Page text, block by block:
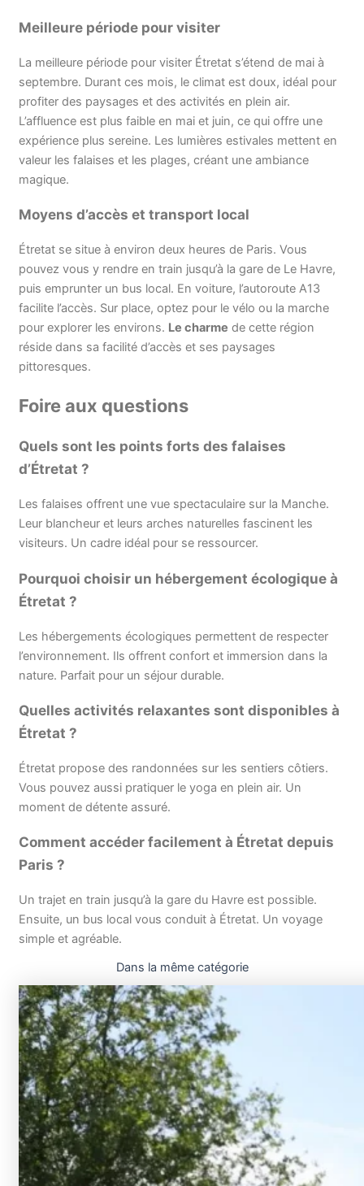
Meilleure période pour visiter
La meilleure période pour visiter Étretat s’étend de mai à
septembre. Durant ces mois, le climat est doux, idéal pour
profiter des paysages et des activités en plein air.
L’affluence est plus faible en mai et juin, ce qui offre une
expérience plus sereine. Les lumières estivales mettent en
valeur les falaises et les plages, créant une ambiance
magique.
Moyens d’accès et transport local
Étretat se situe à environ deux heures de Paris. Vous
pouvez vous y rendre en train jusqu’à la gare de Le Havre,
puis emprunter un bus local. En voiture, l’autoroute A13
facilite l’accès. Sur place, optez pour le vélo ou la marche
pour explorer les environs. Le charme de cette région
réside dans sa facilité d’accès et ses paysages
pittoresques.
Foire aux questions
Quels sont les points forts des falaises
d’Étretat ?
Les falaises offrent une vue spectaculaire sur la Manche.
Leur blancheur et leurs arches naturelles fascinent les
visiteurs. Un cadre idéal pour se ressourcer.
Pourquoi choisir un hébergement écologique à
Étretat ?
Les hébergements écologiques permettent de respecter
l’environnement. Ils offrent confort et immersion dans la
nature. Parfait pour un séjour durable.
Quelles activités relaxantes sont disponibles à
Étretat ?
Étretat propose des randonnées sur les sentiers côtiers.
Vous pouvez aussi pratiquer le yoga en plein air. Un
moment de détente assuré.
Comment accéder facilement à Étretat depuis
Paris ?
Un trajet en train jusqu’à la gare du Havre est possible.
Ensuite, un bus local vous conduit à Étretat. Un voyage
simple et agréable.
Dans la même catégorie